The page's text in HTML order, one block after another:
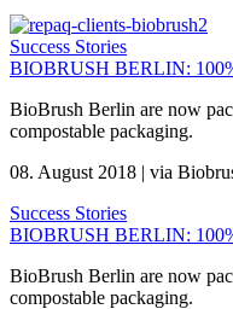
Success Stories
BIOBRUSH BERLIN:
BioBrush Berlin are now
compostable packaging.
08. August 2018 | via
Success Stories
BIOBRUSH BERLIN:
BioBrush Berlin are now
compostable packaging.